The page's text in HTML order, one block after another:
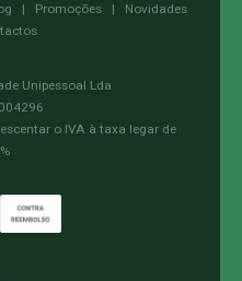
| Promoções|
Novidades
Unipessoal Lda
o IVA à taxa legar de